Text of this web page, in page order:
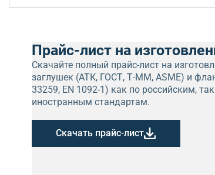
Прайс-лист на
Скачайте полный прайс-лист на
заглушек (АТК, ГОСТ, Т-ММ, ASME) и
33259, EN 1092-1) как по российским,
иностранным стандартам.
Скачать прайс-лист